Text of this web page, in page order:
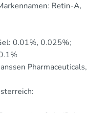
Retin-A,
0.01%, 0.025%;
Pharmaceuticals,